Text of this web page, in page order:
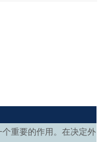
重要的作用。在决定外